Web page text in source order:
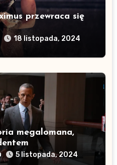
przewraca się
18 listopada, 2024
megalomana,
5 listopada, 2024